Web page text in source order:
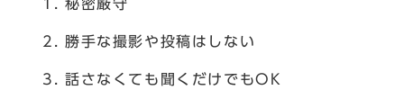
秘密厳守
勝手な撮影や投稿はしない
話さなくても聞くだけでもOK